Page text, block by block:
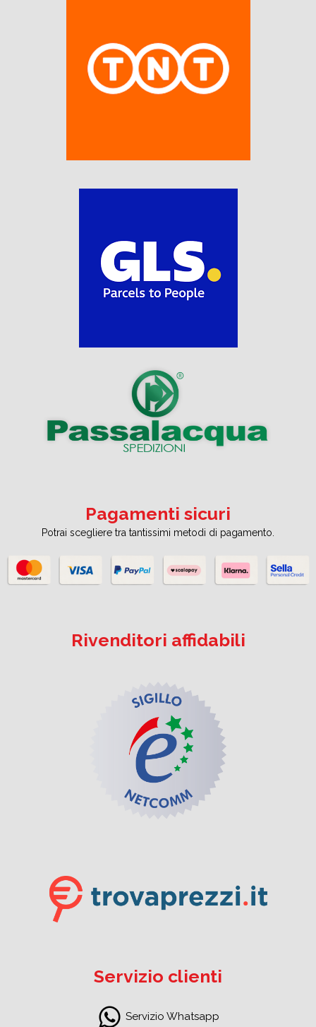
Pagamenti sicuri
Potrai scegliere tra tantissimi metodi di pagamento.
Rivenditori affidabili
Servizio clienti
Servizio Whatsapp